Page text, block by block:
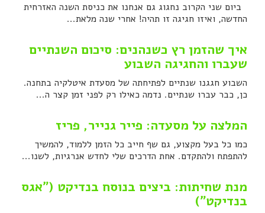
ביום שני הקרוב נחגוג גם אנחנו את כניסת השנה האזרחית
החדשה, ואיזו חגיגה זו תהיה! אחרי שנה מלאת...
איך שהזמן רץ כשנהנים: סיכום השנתיים
שעברו והחגיגה השבוע
השבוע חגגנו שנתיים לפתיחתה של מסעדת איטלקיה בתחנה.
כן, כבר עברו שנתיים. נדמה כאילו רק לפני זמן קצר ה...
המלצה על מסעדה: פייר גנייר, פריז
כמו כל בעל מקצוע, גם שף חייב כל הזמן ללמוד, להמשיך
להתפתח ולהתקדם. אחת הדרכים שלי לחדש אנרגיות, לשנו...
מנת שחיתות: ביצים בנוסח בנדיקט ("אגס
בנדיקט")